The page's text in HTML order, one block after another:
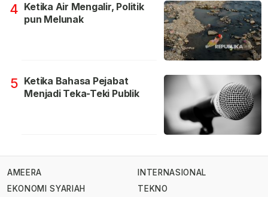
4 Ketika Air Mengalir, Politik
pun Melunak
5 Ketika Bahasa Pejabat
Menjadi Teka-Teki Publik
AMEERA
EKONOMI SYARIAH
INTERNASIONAL
TEKNO